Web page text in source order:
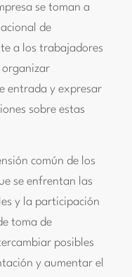
se toman a
de
a los trabajadores
organizar
entrada y expresar
sobre estas
común de los
se enfrentan las
y la participación
toma de
posibles
y aumentar el